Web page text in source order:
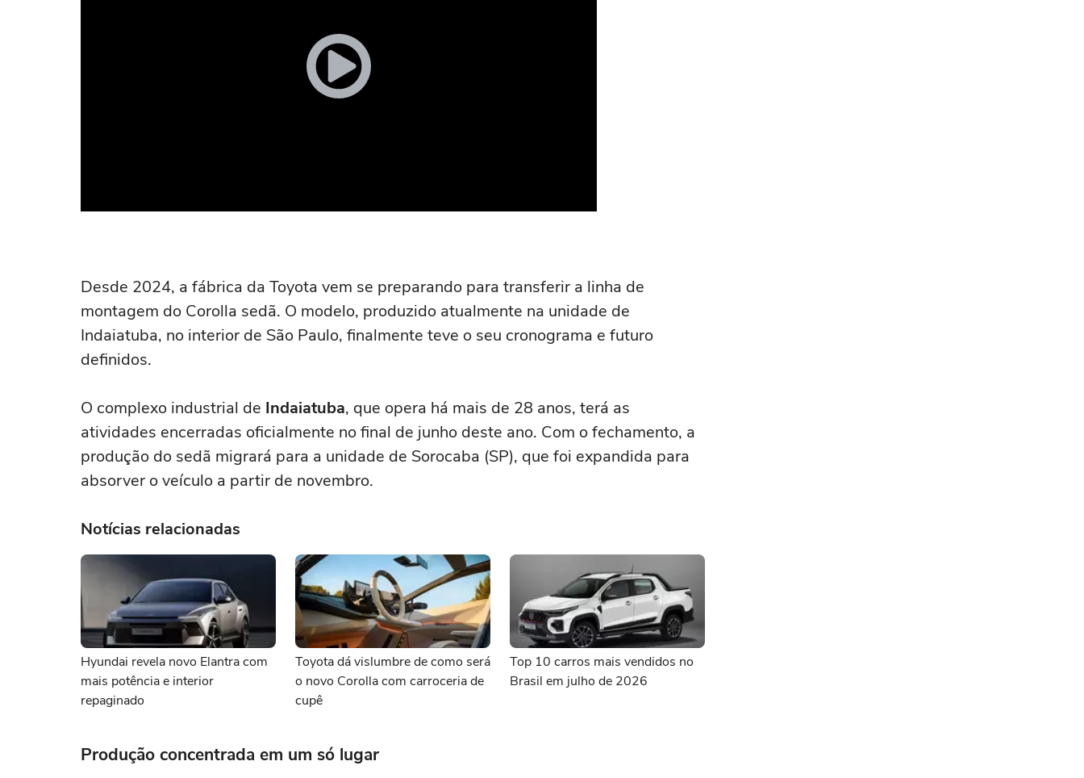
Desde 2024, a fábrica da Toyota vem se preparando para transferir a linha de
montagem do Corolla sedã. O modelo, produzido atualmente na unidade de
Indaiatuba, no interior de São Paulo, finalmente teve o seu cronograma e futuro
definidos.
O complexo industrial de Indaiatuba, que opera há mais de 28 anos, terá as
atividades encerradas oficialmente no final de junho deste ano. Com o fechamento, a
produção do sedã migrará para a unidade de Sorocaba (SP), que foi expandida para
absorver o veículo a partir de novembro.
Notícias relacionadas
Hyundai revela novo Elantra com
mais potência e interior
repaginado
Toyota dá vislumbre de como será
o novo Corolla com carroceria de
cupê
Top 10 carros mais vendidos no
Brasil em julho de 2026
Produção concentrada em um só lugar